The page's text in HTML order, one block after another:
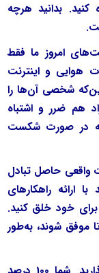
بدانید هرچه
امروز ما فقط
هوایی و اینترنت
شخصی آن‌ها را
هم ضرر و اشتباه
در صورت شکست
واقعی حاصل تبادل
ارائه راهکارهای
برای خود خلق کنید.
موفق شوند، به‌طور